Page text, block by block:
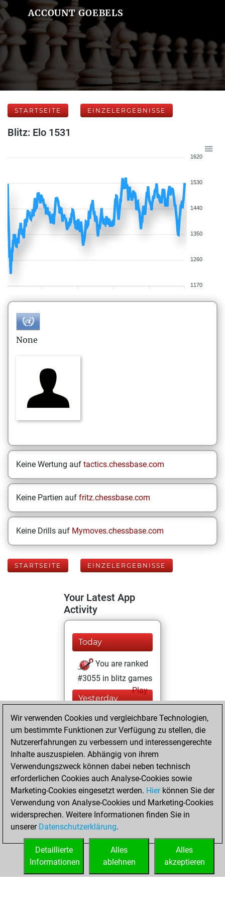
ACCOUNT GOEBELS
STARTSEITE EINZELERGEBNISSE
Blitz: Elo 1531
1620
1530
1440
1350
1260
1170
None
Keine Wertung auf tactics.chessbase.com
Keine Partien auf fritz.chessbase.com
Keine Drills auf Mymoves.chessbase.com
STARTSEITE EINZELERGEBNISSE
Your Latest App
Activity
Today
You are ranked
#3055 in blitz games
Play
Yesterday
You played 400
blitz games
Play
+167 =13 -220 in
blitz
Mittwoch, Januar
13, 2016
You created
your Play account
Wir verwenden Cookies und vergleichbare Technologien,
um bestimmte Funktionen zur Verfügung zu stellen, die
Nutzererfahrungen zu verbessern und interessengerechte
Inhalte auszuspielen. Abhängig von ihrem
Verwendungszweck können dabei neben technisch
erforderlichen Cookies auch Analyse-Cookies sowie
Marketing-Cookies eingesetzt werden. Hierkönnen Sie der
Verwendung von Analyse-Cookies und Marketing-Cookies
widersprechen. Weitere Informationen finden Sie in
unserer Datenschutzerklärung.
Alles
akzeptieren
Alles
ablehnen
Detaillierte
Informationen